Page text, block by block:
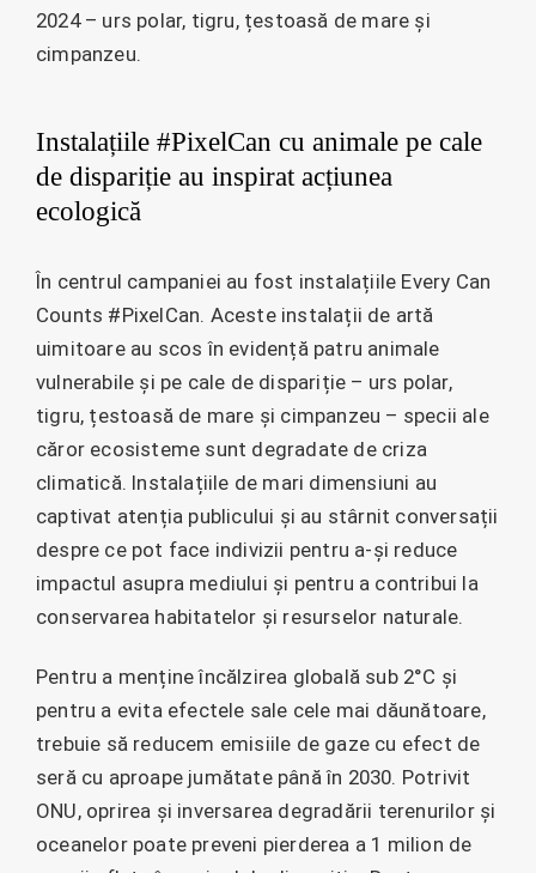
2024 – urs polar, tigru, țestoasă de mare și
cimpanzeu.
Instalațiile #PixelCan cu animale pe cale
de dispariție au inspirat acțiunea
ecologică
În centrul campaniei au fost instalațiile Every Can
Counts #PixelCan. Aceste instalații de artă
uimitoare au scos în evidență patru animale
vulnerabile și pe cale de dispariție – urs polar,
tigru, țestoasă de mare și cimpanzeu – specii ale
căror ecosisteme sunt degradate de criza
climatică. Instalațiile de mari dimensiuni au
captivat atenția publicului și au stârnit conversații
despre ce pot face indivizii pentru a-și reduce
impactul asupra mediului și pentru a contribui la
conservarea habitatelor și resurselor naturale.
Pentru a menține încălzirea globală sub 2°C și
pentru a evita efectele sale cele mai dăunătoare,
trebuie să reducem emisiile de gaze cu efect de
seră cu aproape jumătate până în 2030. Potrivit
ONU, oprirea și inversarea degradării terenurilor și
oceanelor poate preveni pierderea a 1 milion de